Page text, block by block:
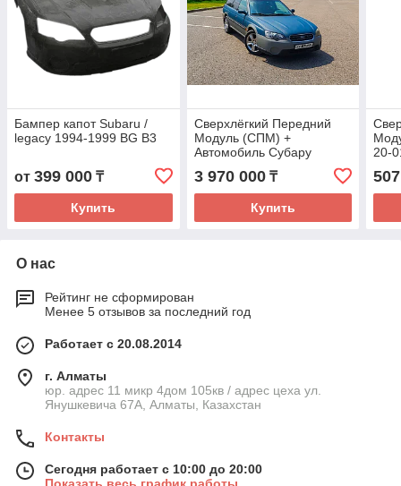
Бампер капот Subaru /
legacy 1994-1999 BG B3
от 399 000 ₸
Купить
Сверхлёгкий Передний
Модуль (СПМ) +
Автомобиль Субару
3 970 000₸
Купить
20-
О нас
Рейтинг не сформирован
Менее 5 отзывов за последний год
Работает с 20.08.2014
г. Алматы
юр. адрес 11 микр 4дом 105кв / адрес цеха ул.
Янушкевича 67А, Алматы, Казахстан
Контакты
Сегодня работает с 10:00 до 20:00